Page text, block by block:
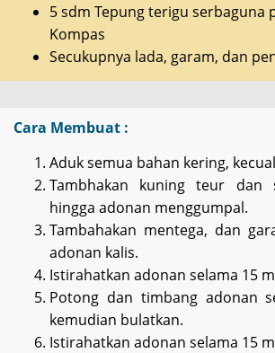
5 sdm Tepung terigu serbaguna
Kompas
Secukupnya lada, garam, dan
Cara Membuat :
Aduk semua bahan kering,
Tambhakan kuning teur dan
hingga adonan menggumpal.
Tambahakan mentega, dan
adonan kalis.
Istirahatkan adonan selama 15
Potong dan timbang adonan
kemudian bulatkan.
Istirahatkan adonan selama 15